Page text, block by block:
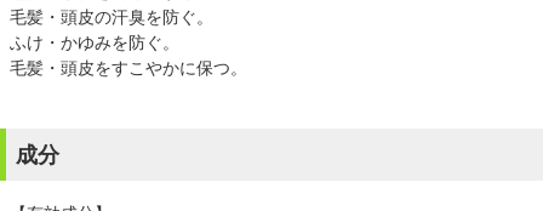
毛髪・頭皮の汗臭を防ぐ。
ふけ・かゆみを防ぐ。
毛髪・頭皮をすこやかに保つ。
成分